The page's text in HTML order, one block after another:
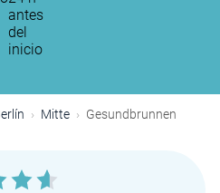
antes
del
inicio
Mitte Gesundbrunnen